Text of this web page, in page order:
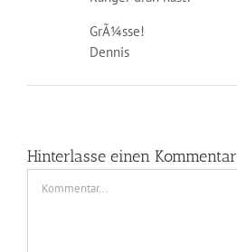
GrÃ¼sse!
Dennis
Hinterlasse einen Kommentar